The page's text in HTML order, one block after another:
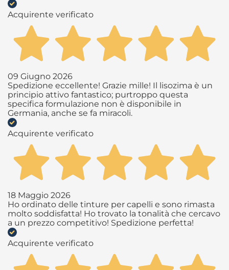
Acquirente verificato
09 Giugno 2026
Spedizione eccellente! Grazie mille! Il lisozima è un
principio attivo fantastico; purtroppo questa
specifica formulazione non è disponibile in
Germania, anche se fa miracoli.
Acquirente verificato
18 Maggio 2026
Ho ordinato delle tinture per capelli e sono rimasta
molto soddisfatta! Ho trovato la tonalità che cercavo
a un prezzo competitivo! Spedizione perfetta!
Acquirente verificato